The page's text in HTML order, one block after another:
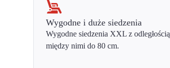
Wygodne i duże siedzenia
Wygodne siedzenia XXL z odległością
między nimi do 80 cm.